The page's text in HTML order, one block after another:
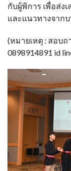
กับผู้พิการ เพื่อส่ง
และแนวทางจาก
(หมายเหตุ : สอบ
0898914891 id